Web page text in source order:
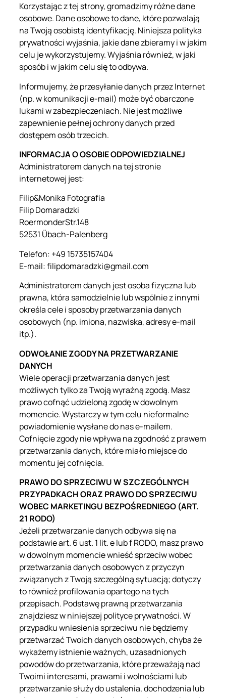
Korzystając z tej strony, gromadzimy różne dane
osobowe. Dane osobowe to dane, które pozwalają
na Twoją osobistą identyfikację. Niniejsza polityka
prywatności wyjaśnia, jakie dane zbieramy i w jakim
celu je wykorzystujemy. Wyjaśnia również, w jaki
sposób i w jakim celu się to odbywa.
Informujemy, że przesyłanie danych przez Internet
(np. w komunikacji e-mail) może być obarczone
lukami w zabezpieczeniach. Nie jest możliwe
zapewnienie pełnej ochrony danych przed
dostępem osób trzecich.
INFORMACJA O OSOBIE ODPOWIEDZIALNEJ
Administratorem danych na tej stronie
internetowej jest:
Filip&Monika Fotografia
Filip Domaradzki
RoermonderStr.148
52531 Übach-Palenberg
Telefon: +49 15735157404
E-mail: filipdomaradzki@gmail.com
Administratorem danych jest osoba fizyczna lub
prawna, która samodzielnie lub wspólnie z innymi
określa cele i sposoby przetwarzania danych
osobowych (np. imiona, nazwiska, adresy e-mail
itp.).
ODWOŁANIE ZGODY NA PRZETWARZANIE
DANYCH
Wiele operacji przetwarzania danych jest
możliwych tylko za Twoją wyraźną zgodą. Masz
prawo cofnąć udzieloną zgodę w dowolnym
momencie. Wystarczy w tym celu nieformalne
powiadomienie wysłane do nas e-mailem.
Cofnięcie zgody nie wpływa na zgodność z prawem
przetwarzania danych, które miało miejsce do
momentu jej cofnięcia.
PRAWO DO SPRZECIWU W SZCZEGÓLNYCH
PRZYPADKACH ORAZ PRAWO DO SPRZECIWU
WOBEC MARKETINGU BEZPOŚREDNIEGO (ART.
21 RODO)
Jeżeli przetwarzanie danych odbywa się na
podstawie art. 6 ust. 1 lit. e lub f RODO, masz prawo
w dowolnym momencie wnieść sprzeciw wobec
przetwarzania danych osobowych z przyczyn
związanych z Twoją szczególną sytuacją; dotyczy
to również profilowania opartego na tych
przepisach. Podstawę prawną przetwarzania
znajdziesz w niniejszej polityce prywatności. W
przypadku wniesienia sprzeciwu nie będziemy
przetwarzać Twoich danych osobowych, chyba że
wykażemy istnienie ważnych, uzasadnionych
powodów do przetwarzania, które przeważają nad
Twoimi interesami, prawami i wolnościami lub
przetwarzanie służy do ustalenia, dochodzenia lub